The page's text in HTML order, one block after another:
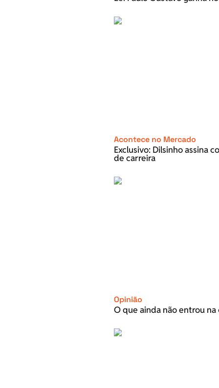
Acontece no Mercado
Exclusivo: Dilsinho assina
de carreira
Opinião
O que ainda não entrou